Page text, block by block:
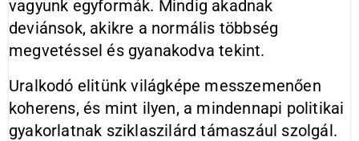
vagyunk egyformák. Mindig akadnak
deviánsok, akikre a normális többség
megvetéssel és gyanakodva tekint.
Uralkodó elitünk világképe messzemenően
koherens, és mint ilyen, a mindennapi politikai
gyakorlatnak sziklaszilárd támaszául szolgál.